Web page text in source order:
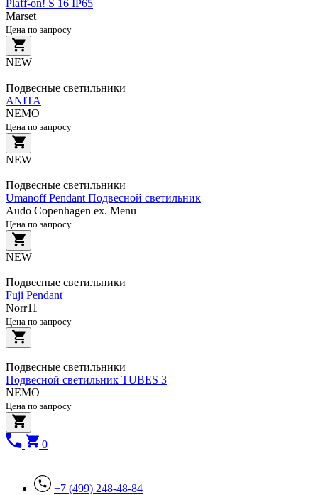
Plaff-on! S 16 IP65
Marset
Цена по запросу
NEW
Подвесные светильники
ANITA
NEMO
Цена по запросу
NEW
Подвесные светильники
Umanoff Pendant Подвесной светильник
Audo Copenhagen ex. Menu
Цена по запросу
NEW
Подвесные светильники
Fuji Pendant
Norr11
Цена по запросу
Подвесные светильники
Подвесной светильник TUBES 3
NEMO
Цена по запросу
0
+7 (499) 248-48-84